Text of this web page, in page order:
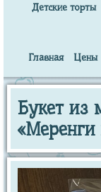
Детские торты
Главная Цены
Букет из
«Меренги